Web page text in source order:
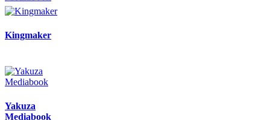
Kingmaker
Yakuza
Mediabook